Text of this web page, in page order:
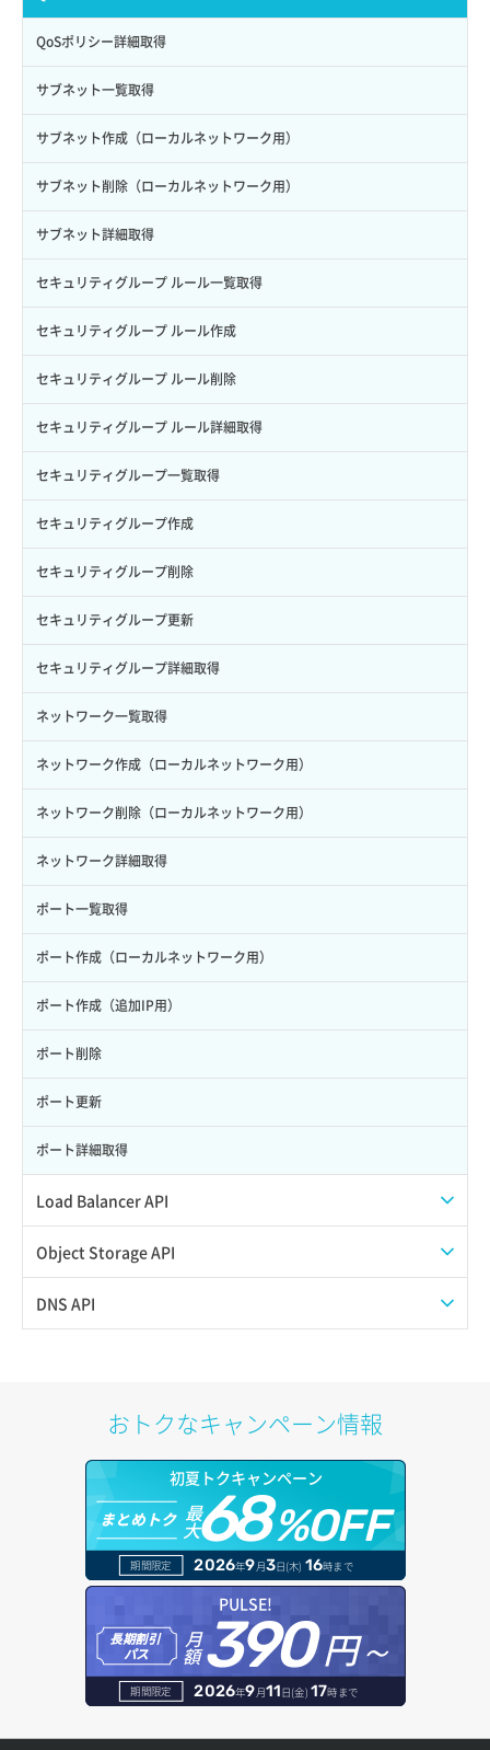
スナップショット詳細一覧取得
スナップショット詳細取得（アイテム指定）
バックアップリストア
バックアップ一覧取得
バックアップ詳細一覧取得
バックアップ詳細取得
ボリュームイメージ保存
ボリュームタイプ一覧取得
ボリュームタイプ詳細取得
ボリューム一覧取得
ボリューム作成
ボリューム削除
ボリューム更新
ボリューム詳細一覧取得
ボリューム詳細取得
自動バックアップ有効化
自動バックアップ無効化
イメージ保存使用量取得
イメージ保存容量取得
イメージ保存容量変更
イメージ削除
イメージ詳細取得
SSHキーペア作成
SSHキーペア削除
SSHキーペア詳細取得
アタッチ済みポート一覧取得
アタッチ済みポート詳細取得
アタッチ済みボリューム一覧
アタッチ済みボリューム詳細取得
コンソールURL発行
サーバーに紐づくアドレス取得
サーバーに紐づくアドレス取得（ネットワーク指定）
サーバーに紐づくセキュリティグループ取得
サーバープラン一覧取得
サーバープラン変更
サーバープラン詳細一覧取得
サーバープラン詳細取得
サーバーメタデータ取得
サーバーメタデータ更新（ネームタグ変更）
サーバー一覧取得
サーバー作成
サーバー再構築（OS再インストール）
サーバー利用状況グラフ（CPU）
サーバー利用状況グラフ（ディスクIO）
サーバー利用状況グラフ（トラフィック）
サーバー削除
サーバー操作（起動/停止/再起動/強制停止）
サーバー設定切替
ポートデタッチ
ボリュームアタッチ
ボリュームデタッチ
QoSポリシー詳細取得
サブネット一覧取得
サブネット作成（ローカルネットワーク用）
サブネット削除（ローカルネットワーク用）
サブネット詳細取得
セキュリティグループ ルール一覧取得
セキュリティグループ ルール作成
セキュリティグループ ルール削除
セキュリティグループ ルール詳細取得
セキュリティグループ一覧取得
セキュリティグループ作成
セキュリティグループ削除
セキュリティグループ更新
セキュリティグループ詳細取得
ネットワーク一覧取得
ネットワーク作成（ローカルネットワーク用）
ネットワーク削除（ローカルネットワーク用）
ネットワーク詳細取得
ポート一覧取得
ポート作成（ローカルネットワーク用）
ポート作成（追加IP用）
ポート削除
ポート更新
ポート詳細取得
Load Balancer API
プール一覧取得
プール作成
ヘルスモニタ一覧取得
ヘルスモニタ作成
ヘルスモニタ削除
ヘルスモニタ更新
ヘルスモニタ詳細取得
Object Storage API
Web公開
オブジェクトダウンロード
オブジェクトバージョン管理
オブジェクト一覧取得
オブジェクト削除
オブジェクト削除予約
オブジェクト複製
DNS API
ドメイン情報登録
ドメイン詳細取得
レコード一覧取得
レコード作成
レコード更新
おトクなキャンペーン情報
初夏トクキャンペーン
まとめトク 最
大68%OFF
期間限定 2026年9月3日(木) 16時まで
PULSE!
長期割引
パス
月
額390円～
期間限定 2026年9月11日(金) 17時まで